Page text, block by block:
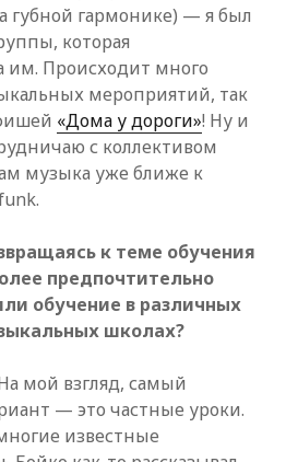
губной гармонике) — я был
которая
им. Происходит много
мероприятий, так
«Дома у дороги»! Ну и
с коллективом
музыка уже ближе к
к теме обучения
предпочтительно
обучение в различных
школах?
мой взгляд, самый
— это частные уроки.
известные